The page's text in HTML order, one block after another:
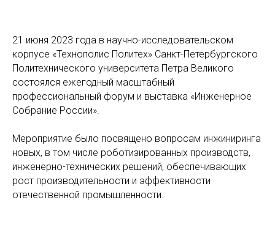
21 июня 2023 года в научно-исследовательском
корпусе «Технополис Политех» Санкт-Петербургского
Политехнического университета Петра Великого
состоялся ежегодный масштабный
профессиональный форум и выставка «Инженерное
Собрание России».
Мероприятие было посвящено вопросам инжиниринга
новых, в том числе роботизированных производств,
инженерно-технических решений, обеспечивающих
рост производительности и эффективности
отечественной промышленности.